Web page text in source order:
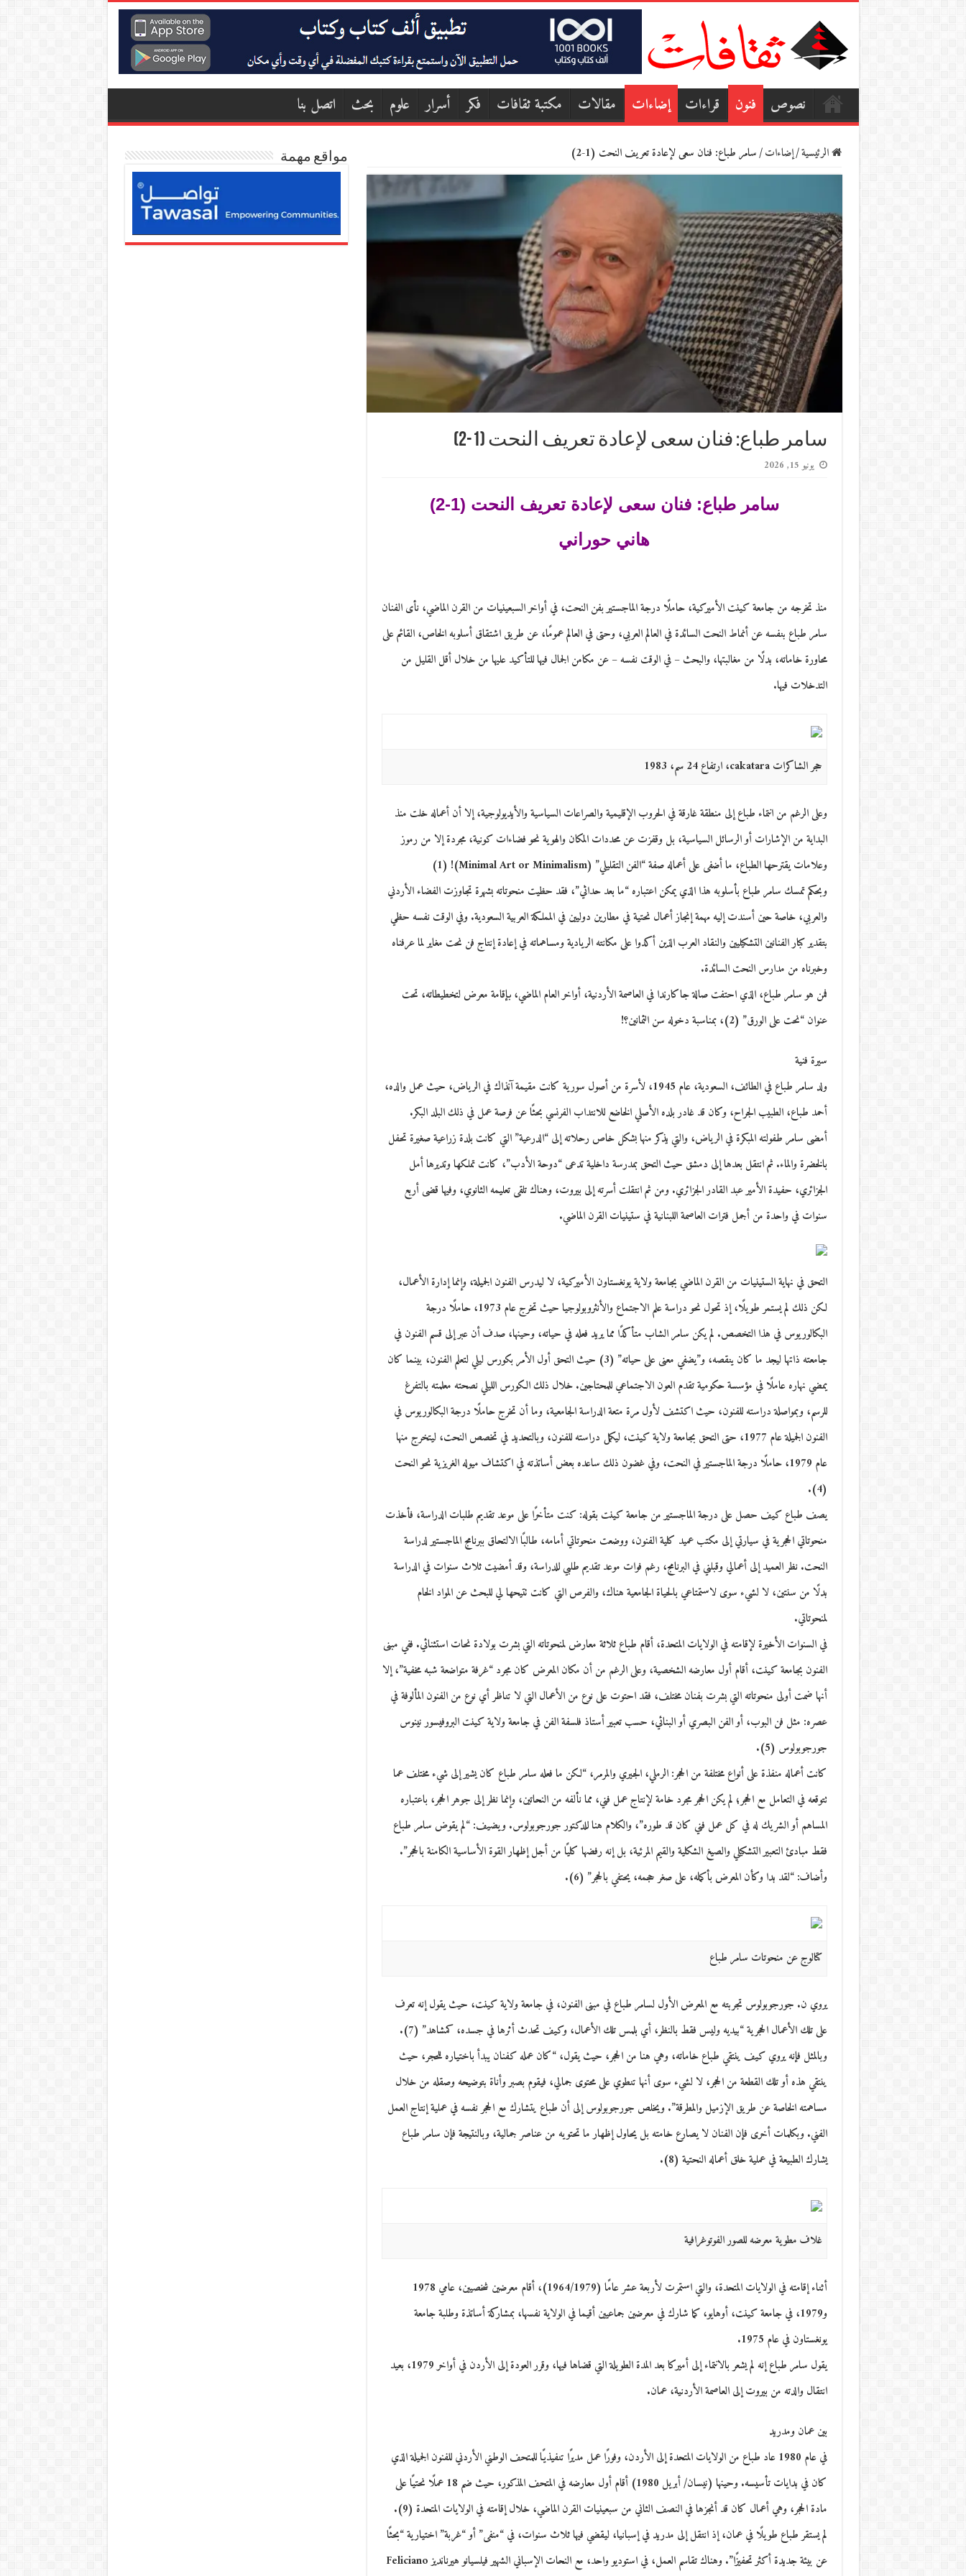
نصوص فنون قراءات إضاءات مقالات مكتبة ثقافات فكر أسرار علوم بحث اتصل بنا
الرئيسية/إضاءات/سامر طباع: فنان سعى لإعادة تعريف النحت (1-2)
سامر طباع: فنان سعى لإعادة تعريف النحت (1-2)
يونيو 15, 2026
سامر طباع: فنان سعى لإعادة تعريف النحت (1-2)
هاني حوراني
منذ تخرجه من جامعة كينت الأميركية، حاملًا درجة الماجستير بفن النحت، في أواخر السبعينيات من القرن الماضي، نأى الفنان
سامر طباع بنفسه عن أنماط النحت السائدة في العالم العربي، وحتى في العالم عمومًا، عن طريق اشتقاق أسلوبه الخاص، القائم على
محاورة خاماته، بدلًا من مغالبتها، والبحث – في الوقت نفسه – عن مكامن الجمال فيها للتأكيد عليها من خلال أقل القليل من
التدخلات فيها.
حجر الشاكرات cakatara، ارتفاع 24 سم، 1983
وعلى الرغم من انتماء طباع إلى منطقة غارقة في الحروب الإقليمية والصراعات السياسية والأيديولوجية، إلا أن أعماله خلت منذ
البداية من الإشارات أو الرسائل السياسية، بل وقفزت عن محددات المكان والهوية نحو فضاءات كونية، مجردة إلا من رموز
وعلامات يقترحها الطباع، ما أضفى على أعماله صفة “الفن التقليلي” (Minimal Art or Minimalism)! (1)
وبحكم تمسك سامر طباع بأسلوبه هذا الذي يمكن اعتباره “ما بعد حداثي”، فقد حظيت منحوتاته بشهرة تجاوزت الفضاء الأردني
والعربي، خاصة حين أسندت إليه مهمة إنجاز أعمال نحتية في مطارين دوليين في المملكة العربية السعودية. وفي الوقت نفسه حظي
بتقدير كبار الفنانين التشكيليين والنقاد العرب الذين أكدوا على مكانته الريادية ومساهماته في إعادة إنتاج فن نحت مغاير لما عرفناه
وخبرناه من مدارس النحت السائدة.
فمن هو سامر طباع، الذي احتفت صالة جاكارندا في العاصمة الأردنية، أواخر العام الماضي، بإقامة معرض لتخطيطاته، تحت
عنوان “نحت على الورق” (2)، بمناسبة دخوله سن الثمانين؟!
سيرة فنية
ولد سامر طباع في الطائف، السعودية، عام 1945، لأسرة من أصول سورية كانت مقيمة آنذاك في الرياض، حيث عمل والده،
أحمد طباع، الطبيب الجراح، وكان قد غادر بلده الأصلي الخاضع للانتداب الفرنسي بحثًا عن فرصة عمل في ذلك البلد البكر.
أمضى سامر طفولته المبكرة في الرياض، والتي يذكر منها بشكل خاص رحلاته إلى “الدرعية” التي كانت بلدة زراعية صغيرة تحفل
بالخضرة والماء. ثم انتقل بعدها إلى دمشق حيث التحق بمدرسة داخلية تدعى “دوحة الأدب”، كانت تملكها وتديرها أمل
الجزائري، حفيدة الأمير عبد القادر الجزائري. ومن ثم انتقلت أسرته إلى بيروت، وهناك تلقى تعليمه الثانوي، وفيها قضى أربع
سنوات في واحدة من أجمل فترات العاصمة اللبنانية في ستينيات القرن الماضي.
التحق في نهاية الستينيات من القرن الماضي بجامعة ولاية يونغستاون الأميركية، لا ليدرس الفنون الجميلة، وإنما إدارة الأعمال،
لكن ذلك لم يستمر طويلًا، إذ تحول نحو دراسة علم الاجتماع والأنثروبولوجيا حيث تخرج عام 1973، حاملًا درجة
البكالوريوس في هذا التخصص. لم يكن سامر الشاب متأكدًا مما يريد فعله في حياته، وحينها، صدف أن عبر إلى قسم الفنون في
جامعته ذاتها ليجد ما كان ينقصه، و”يضفي معنى على حياته” (3) حيث التحق أول الأمر بكورس ليلي لتعلم الفنون، بينما كان
يمضي نهاره عاملًا في مؤسسة حكومية تقدم العون الاجتماعي للمحتاجين. خلال ذلك الكورس الليلي نصحته معلمته بالتفرغ
للرسم، وبمواصلة دراسته للفنون، حيث اكتشف لأول مرة متعة الدراسة الجامعية، وما أن تخرج حاملًا درجة البكالوريوس في
الفنون الجميلة عام 1977، حتى التحق بجامعة ولاية كينت، ليكمل دراسته للفنون، وبالتحديد في تخصص النحت، ليتخرج منها
عام 1979، حاملًا درجة الماجستير في النحت، وفي غضون ذلك ساعده بعض أساتذته في اكتشاف ميوله الغريزية نحو النحت
(4).
يصف طباع كيف حصل على درجة الماجستير من جامعة كينت بقوله: كنت متأخرًا على موعد تقديم طلبات الدراسة، فأخذت
منحوتاتي الحجرية في سيارتي إلى مكتب عميد كلية الفنون، ووضعت منحوتاتي أمامه، طالبًا الالتحاق ببرنامج الماجستير لدراسة
النحت. نظر العميد إلى أعمالي وقبلني في البرنامج، رغم فوات موعد تقديم طلبي للدراسة، وقد أمضيت ثلاث سنوات في الدراسة
بدلًا من سنتين، لا لشيء سوى لاستمتاعي بالحياة الجامعية هناك، والفرص التي كانت تتيحها لي للبحث عن المواد الخام
لمنحوتاتي.
في السنوات الأخيرة لإقامته في الولايات المتحدة، أقام طباع ثلاثة معارض لمنحوتاته التي بشرت بولادة نحات استثنائي. ففي مبنى
الفنون بجامعة كينت، أقام أول معارضه الشخصية، وعلى الرغم من أن مكان المعرض كان مجرد “غرفة متواضعة شبه مخفية”، إلا
أنها ضمت أولى منحوتاته التي بشرت بفنان مختلف، فقد احتوت على نوع من الأعمال التي لا تناظر أي نوع من الفنون المألوفة في
عصره: مثل فن البوب، أو الفن البصري أو البنائي، حسب تعبير أستاذ فلسفة الفن في جامعة ولاية كينت البروفيسور نينوس
جورجوبولوس (5).
كانت أعماله منفذة على أنواع مختلفة من الحجر: الرملي، الجيري والمرمر، “لكن ما فعله سامر طباع كان يشير إلى شيء مختلف عما
تتوقعه في التعامل مع الحجر؛ لم يكن الحجر مجرد خامة لإنتاج عمل فني، مما نألفه من النحاتين، وإنما نظر إلى جوهر الحجر، باعتباره
المساهم أو الشريك له في كل عمل فني كان قد طوره”، والكلام هنا للدكتور جورجوبولوس. ويضيف: “لم يقوض سامر طباع
فقط مبادئ التعبير التشكيلي والصيغ الشكلية والقيم المرئية، بل إنه رفضها كليًا من أجل إظهار القوة الأساسية الكامنة بالحجر”.
وأضاف: “لقد بدا وكأن المعرض بأكمله، على صغر حجمه، يحتفي بالحجر” (6).
كتالوج عن منحوتات سامر طباع
يروي ن. جورجوبولوس تجربته مع المعرض الأول لسامر طباع في مبنى الفنون، في جامعة ولاية كينت، حيث يقول إنه تعرف
على تلك الأعمال الحجرية “بيديه وليس فقط بالنظر، أي بلمس تلك الأعمال، وكيف تحدث أثرها في جسده، كمشاهد” (7).
وبالمثل فإنه يروي كيف ينتقي طباع خاماته، وهي هنا من الحجر، حيث يقول، “كان عمله كفنان يبدأ باختياره للحجر، حيث
ينتقي هذه أو تلك القطعة من الحجر، لا لشيء سوى أنها تنطوي على محتوى جمالي، فيقوم بصبر وأناة بتوضيحه وصقله من خلال
مساهمته الخاصة عن طريق الإزميل والمطرقة”. ويخلص جورجوبولوس إلى أن طباع يتشارك مع الحجر نفسه في عملية إنتاج العمل
الفني. وبكلمات أخرى فإن الفنان لا يصارع خامته بل يحاول إظهار ما تحتويه من عناصر جمالية، وبالنتيجة فإن سامر طباع
يشارك الطبيعة في عملية خلق أعماله النحتية (8).
غلاف مطوية معرضه للصور الفوتوغرافية
أثناء إقامته في الولايات المتحدة، والتي استمرت لأربعة عشر عامًا (1964/1979)، أقام معرضين شخصيين، عامي 1978
و1979، في جامعة كينت، أوهايو، كما شارك في معرضين جماعيين أقيما في الولاية نفسها، بمشاركة أساتذة وطلبة جامعة
يونغستاون في عام 1975.
يقول سامر طباع إنه لم يشعر بالانتماء إلى أميركا بعد المدة الطويلة التي قضاها فيها، وقرر العودة إلى الأردن في أواخر 1979، بعيد
انتقال والدته من بيروت إلى العاصمة الأردنية، عمان.
بين عمان ومدريد
في عام 1980 عاد طباع من الولايات المتحدة إلى الأردن، وفورًا عمل مديرًا تنفيذيًا للمتحف الوطني الأردني للفنون الجميلة الذي
كان في بدايات تأسيسه. وحينها (نيسان/ أبريل 1980) أقام أول معارضه في المتحف المذكور، حيث ضم 18 عملًا نحتيًا على
مادة الحجر، وهي أعمال كان قد أنجزها في النصف الثاني من سبعينيات القرن الماضي، خلال إقامته في الولايات المتحدة (9).
لم يستقر طباع طويلًا في عمان، إذ انتقل إلى مدريد في إسبانيا، ليقضي فيها ثلاث سنوات، في “منفى” أو “غربة” اختيارية “بحثًا
عن بيئة جديدة أكثر تحفيزًا”. وهناك تقاسم العمل، في استوديو واحد، مع النحات الإسباني الشهير فيلسيانو هيرنانديز Feliciano
مواقع مهمة